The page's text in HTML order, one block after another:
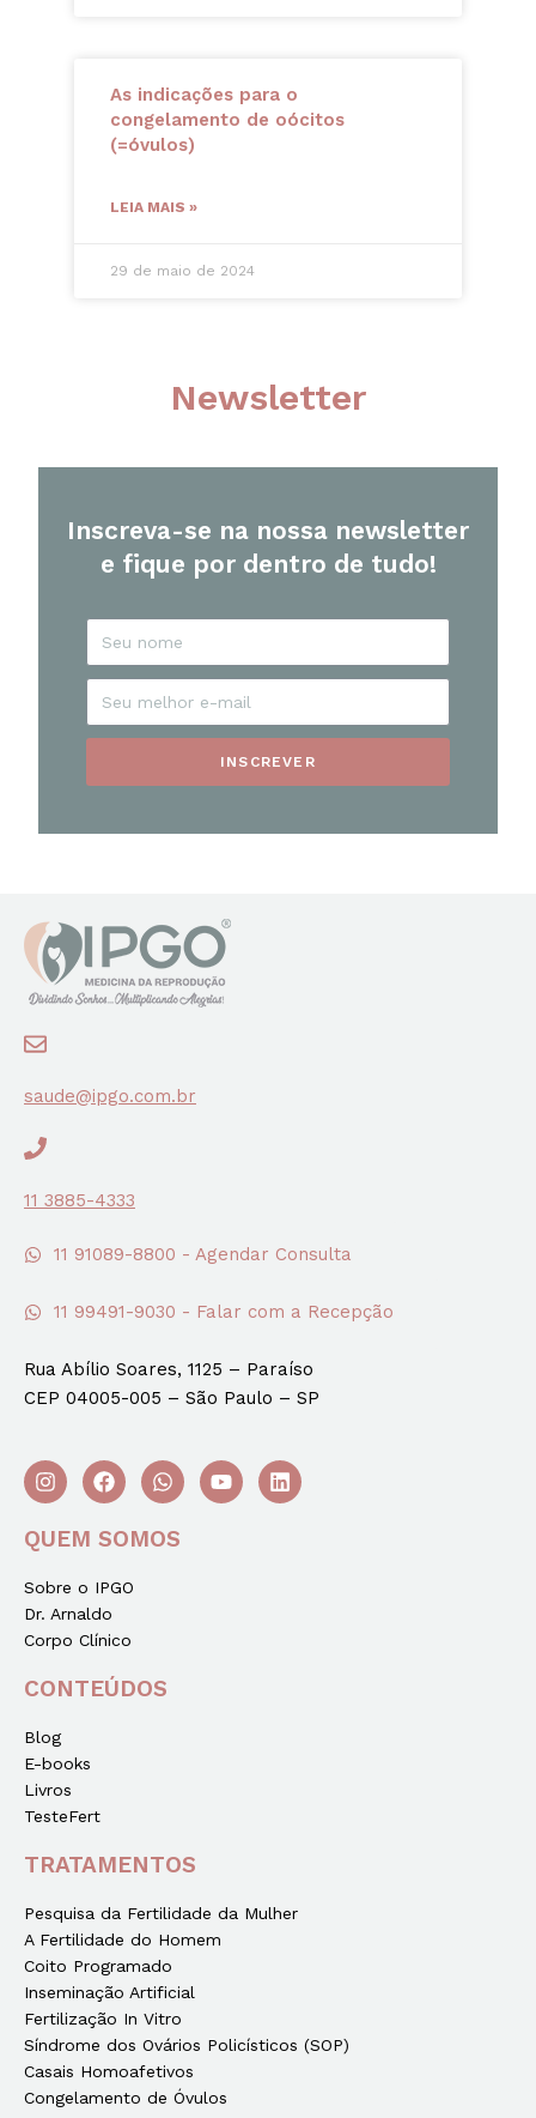
As indicações para o
congelamento de oócitos
(=óvulos)
LEIA MAIS »
29 de maio de 2024
Newsletter
Inscreva-se na nossa newsletter
e fique por dentro de tudo!
INSCREVER
saude@ipgo.com.br
11 3885-4333
11 91089-8800 - Agendar Consulta
11 99491-9030 - Falar com a Recepção
Rua Abílio Soares, 1125 – Paraíso
CEP 04005-005 – São Paulo – SP
QUEM SOMOS
Sobre o IPGO
Dr. Arnaldo
Corpo Clínico
CONTEÚDOS
Blog
E-books
Livros
TesteFert
TRATAMENTOS
Pesquisa da Fertilidade da Mulher
A Fertilidade do Homem
Coito Programado
Inseminação Artificial
Fertilização In Vitro
Síndrome dos Ovários Policísticos (SOP)
Casais Homoafetivos
Congelamento de Óvulos